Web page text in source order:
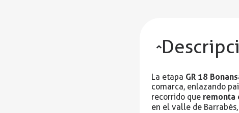
La etapa GR 18
comarca, enlazando
recorrido que remonta
en el valle de